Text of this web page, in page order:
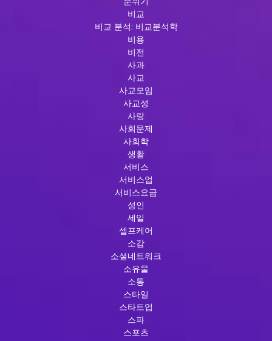
비교
비교 분석: 비교분석학
비용
비전
사과
사교
사교모임
사교성
사랑
사회문제
사회학
생활
서비스
서비스업
서비스요금
성인
세일
셀프케어
소감
소셜네트워크
소유물
소통
스타일
스타트업
스파
스포츠